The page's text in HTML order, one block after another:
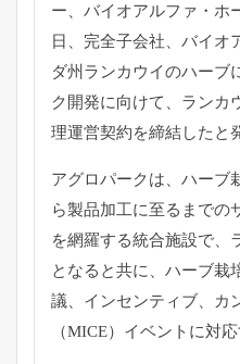
ー、バイオアルファ・ホ
日、完全子会社、バイオ
ダ州ランカウイのハーブ
ク開発に向けて、ランカ
理運営契約を締結したと
アグロパークは、ハーブ
ら製品加工に至るまでの
を網羅する統合施設で、
となると共に、ハーブ栽
議、インセンティブ、カ
（MICE）イベントに対